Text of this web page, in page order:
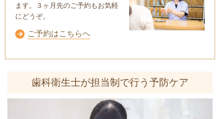
ます。３ヶ月先のご予約もお気軽
にどうぞ。
ご予約はこちらへ
歯科衛生士が担当制で行う予防ケア